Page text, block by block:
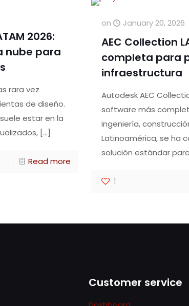
2026:
nube para
rara vez
de diseño.
estar en la
[…]
Read more
on January 20, 2026
AEC Collection
completa para
infraestructura
Autodesk AEC
software más
ingeniería,
Latinoamérica, se ha
solución estándar para
1
Customer service